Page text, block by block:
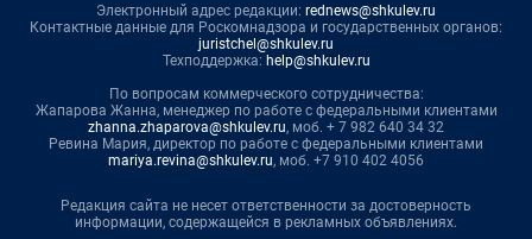
Электронный адрес редакции: rednews@shkulev.ru
Контактные данные для Роскомнадзора и государственных органов:
juristchel@shkulev.ru
Техподдержка: help@shkulev.ru
По вопросам коммерческого сотрудничества:
Жапарова Жанна, менеджер по работе с федеральными клиентами
zhanna.zhaparova@shkulev.ru, моб. + 7 982 640 34 32
Ревина Мария, директор по работе с федеральными клиентами
mariya.revina@shkulev.ru, моб. +7 910 402 4056
Редакция сайта не несет ответственности за достоверность
информации, содержащейся в рекламных объявлениях.